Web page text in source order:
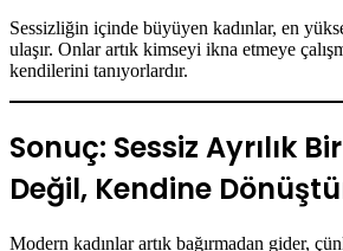
Sessizliğin içinde büyüyen kadınlar, en
ulaşır. Onlar artık kimseyi ikna etmeye
kendilerini tanıyorlardır.
Sonuç: Sessiz Ayrılık
Değil, Kendine
Modern kadınlar artık bağırmadan gider,